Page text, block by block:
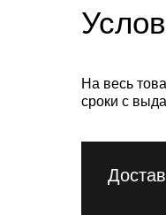
На весь
сроки с